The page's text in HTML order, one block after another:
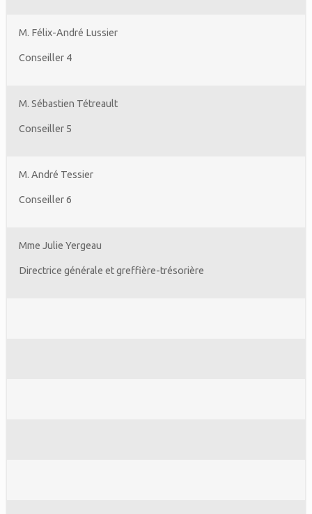
M. Félix-André Lussier
Conseiller 4
M. Sébastien Tétreault
Conseiller 5
M. André Tessier
Conseiller 6
Mme Julie Yergeau
Directrice générale et greffière-trésorière